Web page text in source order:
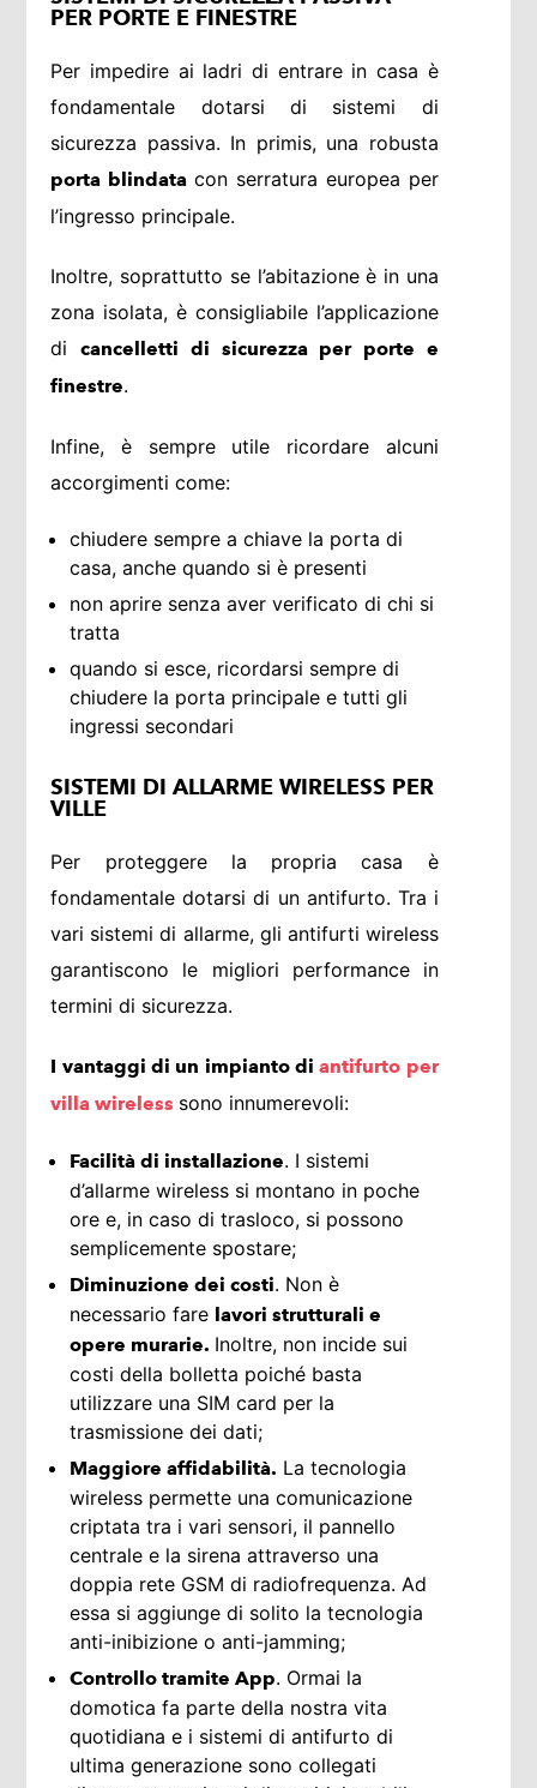
PER PORTE E FINESTRE
Per impedire ai ladri di entrare in casa è
fondamentale dotarsi di sistemi di
sicurezza passiva. In primis, una robusta
porta blindatacon serratura europea per
l’ingresso principale.
Inoltre, soprattutto se l’abitazione è in una
zona isolata, è consigliabile l’applicazione
dicancelletti di sicurezza per porte e
finestre.
Infine, è sempre utile ricordare alcuni
accorgimenti come:
chiudere sempre a chiave la porta di
casa, anche quando si è presenti
non aprire senza aver verificato di chi si
tratta
quando si esce, ricordarsi sempre di
chiudere la porta principale e tutti gli
ingressi secondari
SISTEMI DI ALLARME WIRELESS PER
VILLE
Per proteggere la propria casa è
fondamentale dotarsi di un antifurto. Tra i
vari sistemi di allarme, gli antifurti wireless
garantiscono le migliori performance in
termini di sicurezza.
I vantaggi di un impianto diantifurto per
villa wireless sono innumerevoli:
Facilità di installazione. I sistemi
d’allarme wireless si montano in poche
ore e, in caso di trasloco, si possono
semplicemente spostare;
Diminuzione dei costi. Non è
necessario fare lavori strutturali e
opere murarie. Inoltre, non incide sui
costi della bolletta poiché basta
utilizzare una SIM card per la
trasmissione dei dati;
Maggiore affidabilità. La tecnologia
wireless permette una comunicazione
criptata tra i vari sensori, il pannello
centrale e la sirena attraverso una
doppia rete GSM di radiofrequenza. Ad
essa si aggiunge di solito la tecnologia
anti-inibizione o anti-jamming;
Controllo tramite App. Ormai la
domotica fa parte della nostra vita
quotidiana e i sistemi di antifurto di
ultima generazione sono collegati